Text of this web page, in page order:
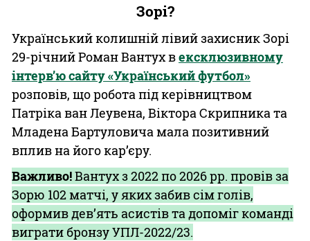
Зорі?
Український колишній лівий захисник Зорі
29-річний Роман Вантух вексклюзивному
інтерв’ю сайту «Український футбол»
розповів, що робота під керівництвом
Патріка ван Леувена, Віктора Скрипника та
Младена Бартуловича мала позитивний
вплив на його кар’єру.
Важливо!Вантух з 2022 по 2026 рр. провів за
Зорю 102 матчі, у яких забив сім голів,
оформив дев’ять асистів та допоміг команді
виграти бронзу УПЛ-2022/23.